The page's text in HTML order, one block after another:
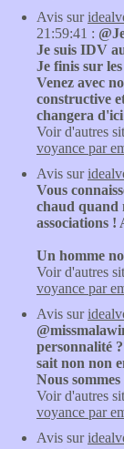
Avis sur
21:59:41 :
Je suis IDV
Je finis sur
Venez avec
constructive
changera
Voir d'autres
voyance par
Avis sur
Vous
chaud quand
associations !
Un homme
Voir d'autres
voyance par
Avis sur
personnalité
sait non non
Nous
Voir d'autres
voyance par
Avis sur